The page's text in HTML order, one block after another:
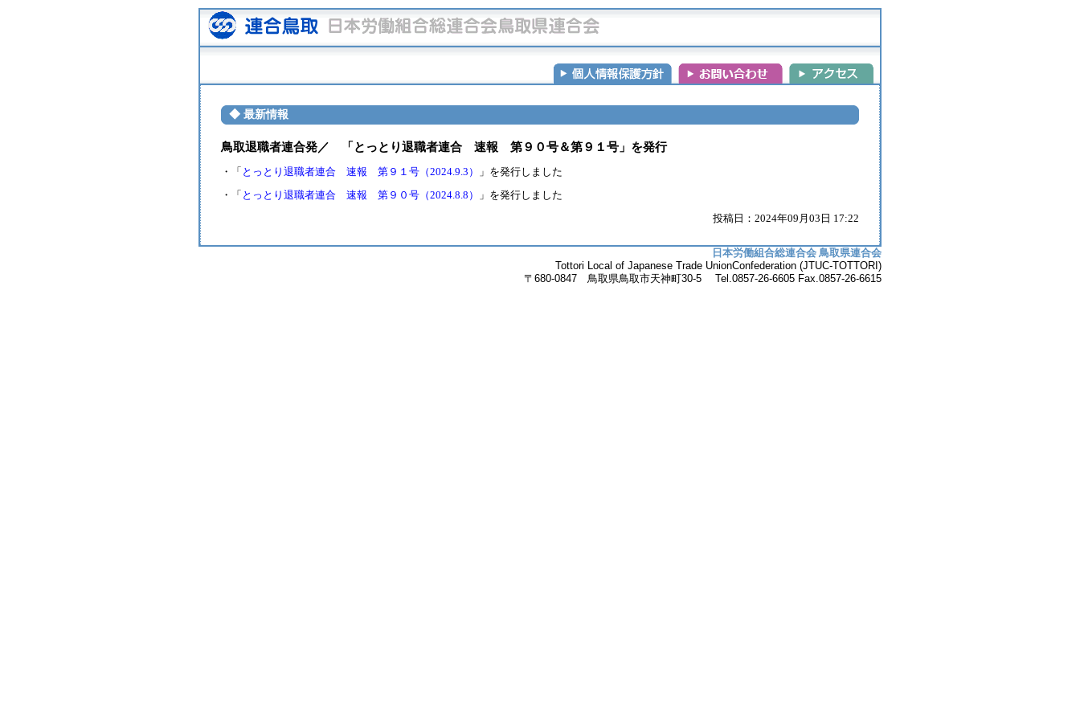
◆ 最新情報
鳥取退職者連合発／ 「とっとり退職者連合 速報 第９０号＆第９１号」を発行
・「 とっとり退職者連合 速報 第９１号（2024.9.3）
」を発行しました
・「 とっとり退職者連合 速報 第９０号（2024.8.8）
」を発行しました
投稿日：2024年09月03日 17:22
日本労働組合総連合会 鳥取県連合会
Tottori Local of Japanese Trade UnionConfederation (JTUC-TOTTORI)
〒680-0847 鳥取県鳥取市天神町30-5 Tel.0857-26-6605 Fax.0857-26-6615